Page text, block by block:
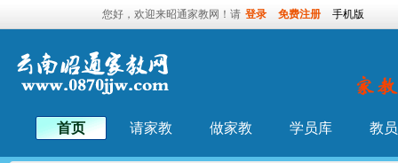
您好，欢迎来昭通家教网！请 登录 免费注册 手机版
首页 请家教 做家教 学员库 教